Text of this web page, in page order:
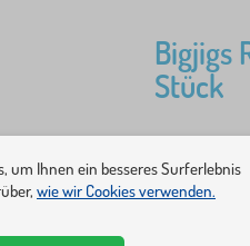
Bigjigs
Stück
Eine
denen Sie
um Ihnen ein besseres Surferlebnis
wie wir Cookies verwenden.